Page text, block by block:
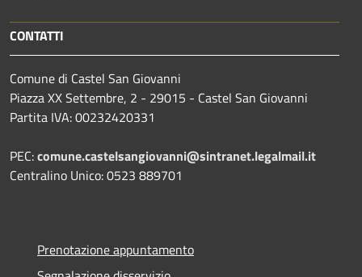
CONTATTI
Comune di Castel San Giovanni
Piazza XX Settembre, 2 - 29015 - Castel San Giovanni
Partita IVA: 00232420331
PEC:comune.castelsangiovanni@sintranet.legalmail.it
Centralino Unico: 0523 889701
Prenotazione appuntamento